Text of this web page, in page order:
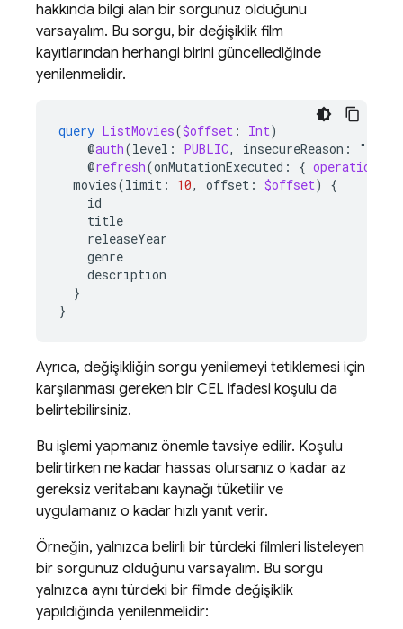
hakkında bilgi alan bir sorgunuz olduğunu
varsayalım. Bu sorgu, bir değişiklik film
kayıtlarından herhangi birini güncellediğinde
yenilenmelidir.
query ListMovies($offset : Int)
@auth(level : PUBLIC, insecureReason : "
@refresh(onMutationExecuted : { operation
movies(limit : 10, offset : $offset)
{
id
title
releaseYear
genre
description
}
}
Ayrıca, değişikliğin sorgu yenilemeyi tetiklemesi için
karşılanması gereken bir CEL ifadesi koşulu da
belirtebilirsiniz.
Bu işlemi yapmanız önemle tavsiye edilir. Koşulu
belirtirken ne kadar hassas olursanız o kadar az
gereksiz veritabanı kaynağı tüketilir ve
uygulamanız o kadar hızlı yanıt verir.
Örneğin, yalnızca belirli bir türdeki filmleri listeleyen
bir sorgunuz olduğunu varsayalım. Bu sorgu
yalnızca aynı türdeki bir filmde değişiklik
yapıldığında yenilenmelidir: